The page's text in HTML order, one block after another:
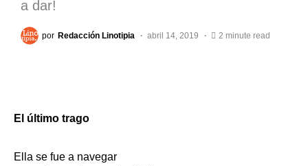
a dar!
por Redacción Linotipia abril 14, 2019 2 minute read
El último trago
Ella se fue a navegar